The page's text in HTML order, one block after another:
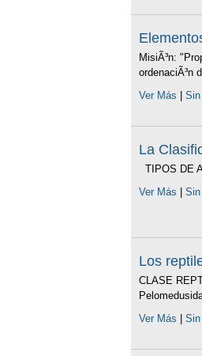
MisiÃ³n:
ordenaciÃ³n
Ver Más
La
TIPOS DE
Ver Más
Los
CLASE
Ver Más